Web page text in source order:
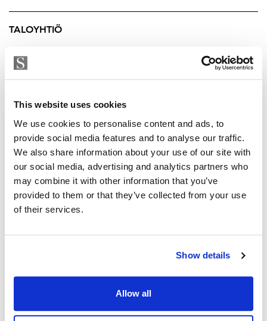
This website uses cookies
We use cookies to personalise content and ads, to
provide social media features and to analyse our traffic.
We also share information about your use of our site with
our social media, advertising and analytics partners who
may combine it with other information that you’ve
provided to them or that they’ve collected from your use
of their services.
Show details
Allow all
+358 50 5423 414
kylpyhuoneet on uusittu. Lisäksi julkisivu, sekä ovet ja
Tämä koti on todella keskusta-asumista
parhaimmillaan. Tule tutustumaan ja ihastu!
Esittelyt ja lisätiedot:
Erika Sjö
Kiinteistönvälittäjä LKV
Strand Properties Oy
050 542 3414 – erika@strand.fi
TALOYHTIÖ
ESITTELY
YRITYKSEN TIEDOT